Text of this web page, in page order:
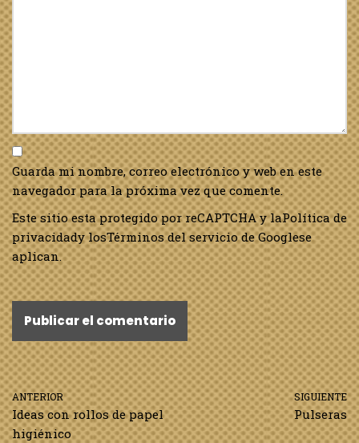
Guarda mi nombre, correo electrónico y web en este
navegador para la próxima vez que comente.
Este sitio esta protegido por reCAPTCHA y laPolítica de
privacidady losTérminos del servicio de Googlese
aplican.
ANTERIOR
Ideas con rollos de papel
higiénico
SIGUIENTE
Pulseras